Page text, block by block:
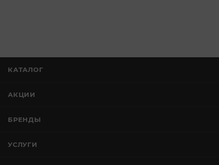
КАТАЛОГ
АКЦИИ
БРЕНДЫ
УСЛУГИ